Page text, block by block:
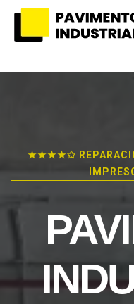
★★★★✩